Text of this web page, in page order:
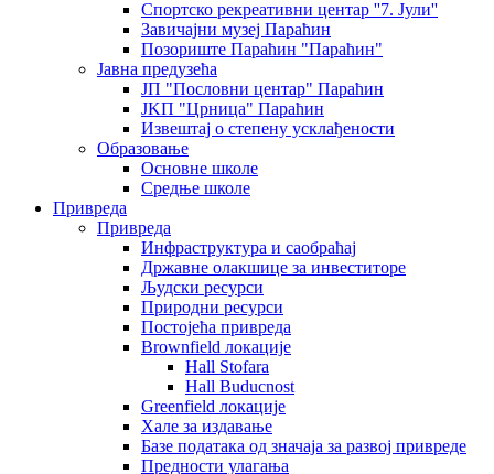
Спортско рекреативни центар ''7. Јули''
Завичајни музеј Параћин
Позориште Параћин "Параћин"
Јавна предузећа
ЈП "Пословни центар" Параћин
ЈKП "Црница" Параћин
Извештај о степену усклађености
Образовање
Основне школе
Средње школе
Привреда
Привреда
Инфраструктура и саобраћај
Државне олакшице за инвеститоре
Људски ресурси
Природни ресурси
Постојећа привреда
Brownfield локације
Hall Stofara
Hall Buducnost
Greenfield локације
Хале за издавање
Базе података од значаја за развој привреде
Предности улагања